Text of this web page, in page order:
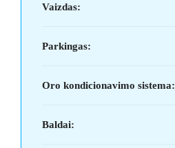
Vaizdas:
Parkingas:
Oro kondicionavimo sistema:
Baldai: